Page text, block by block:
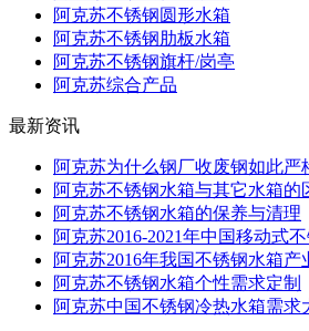
阿克苏不锈钢圆形水箱
阿克苏不锈钢肋板水箱
阿克苏不锈钢旗杆/岗亭
阿克苏综合产品
最新资讯
阿克苏为什么钢厂收废钢如此
阿克苏不锈钢水箱与其它水箱的
阿克苏不锈钢水箱的保养与清理
阿克苏2016-2021年中国移动式
阿克苏2016年我国不锈钢水箱产
阿克苏不锈钢水箱个性需求定制
阿克苏中国不锈钢冷热水箱需求